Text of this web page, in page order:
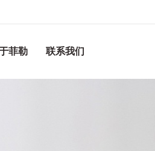
菲勒 联系我们